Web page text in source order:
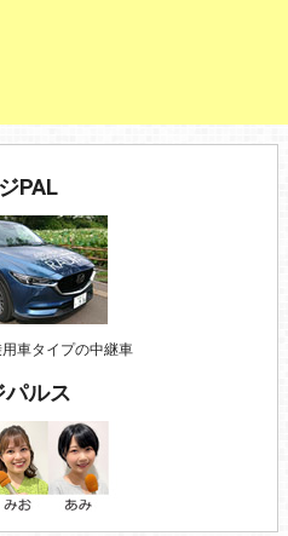
PAL
車タイプの中継車
パルス